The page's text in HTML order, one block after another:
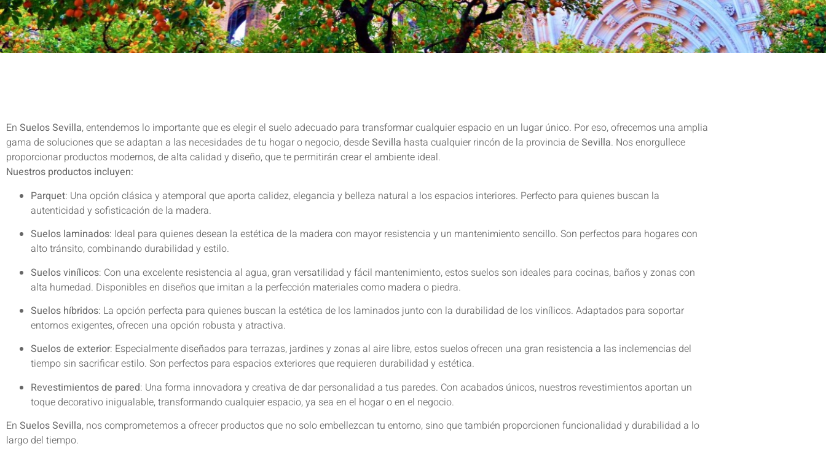
En Suelos Sevilla, entendemos lo importante que es elegir el suelo adecuado para transformar cualquier espacio en un lugar único. Por eso, ofrecemos una amplia
gama de soluciones que se adaptan a las necesidades de tu hogar o negocio, desdeSevilla hasta cualquier rincón de la provincia deSevilla. Nos enorgullece
proporcionar productos modernos, de alta calidad y diseño, que te permitirán crear el ambiente ideal.
Nuestros productos incluyen:
Parquet: Una opción clásica y atemporal que aporta calidez, elegancia y belleza natural a los espacios interiores. Perfecto para quienes buscan la
autenticidad y sofisticación de la madera.
Suelos laminados: Ideal para quienes desean la estética de la madera con mayor resistencia y un mantenimiento sencillo. Son perfectos para hogares con
alto tránsito, combinando durabilidad y estilo.
Suelos vinílicos: Con una excelente resistencia al agua, gran versatilidad y fácil mantenimiento, estos suelos son ideales para cocinas, baños y zonas con
alta humedad. Disponibles en diseños que imitan a la perfección materiales como madera o piedra.
Suelos híbridos: La opción perfecta para quienes buscan la estética de los laminados junto con la durabilidad de los vinílicos. Adaptados para soportar
entornos exigentes, ofrecen una opción robusta y atractiva.
Suelos de exterior: Especialmente diseñados para terrazas, jardines y zonas al aire libre, estos suelos ofrecen una gran resistencia a las inclemencias del
tiempo sin sacrificar estilo. Son perfectos para espacios exteriores que requieren durabilidad y estética.
Revestimientos de pared: Una forma innovadora y creativa de dar personalidad a tus paredes. Con acabados únicos, nuestros revestimientos aportan un
toque decorativo inigualable, transformando cualquier espacio, ya sea en el hogar o en el negocio.
En Suelos Sevilla, nos comprometemos a ofrecer productos que no solo embellezcan tu entorno, sino que también proporcionen funcionalidad y durabilidad a lo
largo del tiempo.